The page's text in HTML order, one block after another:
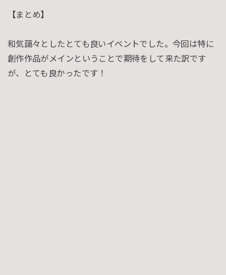
【まとめ】
和気藹々としたとても良いイベントでした。今回は特に
創作作品がメインということで期待をして来た訳です
が、とても良かったです！